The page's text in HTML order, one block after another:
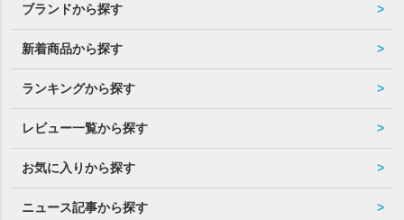
ブランドから探す
新着商品から探す
ランキングから探す
レビュー一覧から探す
お気に入りから探す
ニュース記事から探す